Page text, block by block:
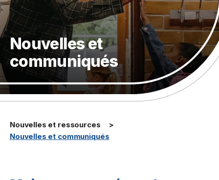
Nouvelles et
communiqués
Nouvelles et ressources
Nouvelles et communiqués